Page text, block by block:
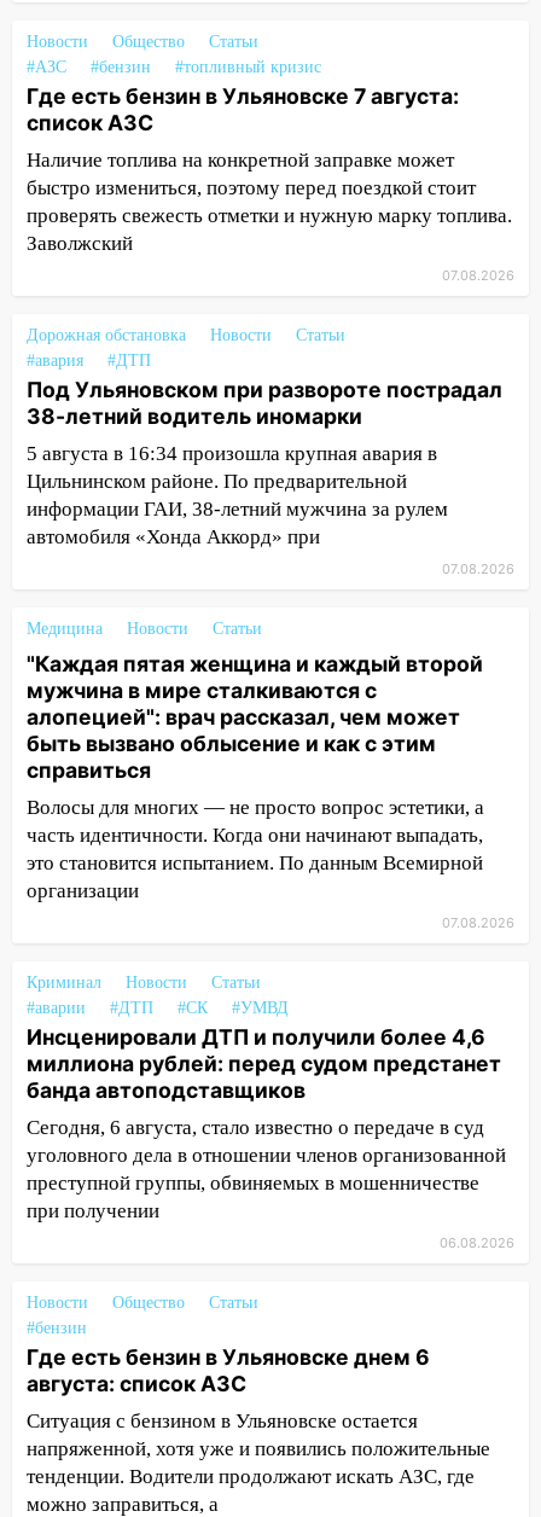
15:27 Прокуратура проверяет
капремонт школы в селе Кивать
15:08
В Кузоватово после прокурорской
проверки обновили разметку на
пешеходных переходах
14:40 На проспекте Гая в Ульяновске
запретили остановку автомобилей на
14:22
В Новом городе 8 августа пройдет
большой фестиваль «Наше время» с
мотофристайлом и концертом
«Мураками»
14:04 Жару смоет ливнями: прогноз
погоды в Ульяновской области на
выходные 8-9 августа
13:30 В Ульяновске транспортные
13:20
обокрали женщину на пляже и
подростка в сквере
13:01 В Димитровграде мужчина
выбросил из машины страйкбольную
гранату: его задержали
12:34 На Ульяновскую область
надвигается сильнейшая непогода: град
и шквал до 27 м/с
12:20
В Чердаклинском районе
столкнулись «Лада» и Chevrolet:
пострадал 14-летний подросток
12:00 Где есть бензин в Ульяновске 7
августа: список АЗС
11:50 Заснул рядом с ребёнком и
случайно задушил его: суд вынес
приговор
полностью уничтожил дачный дом и
сарай
11:38 В Госдуме предложили отменить
ЕГЭ с 2027 года
11:25 В Ульяновске ИИ будет выявлять
нарушителей на контейнерных
площадках
Новости Общество
Статьи
#АЗС
#бензин #топливный кризис
Где есть бензин в Ульяновске 7 августа:
список АЗС
Наличие топлива на конкретной заправке может
быстро измениться, поэтому перед поездкой стоит
проверять свежесть отметки и нужную марку топлива.
Заволжский
07.08.2026
Дорожная обстановка Новости
Статьи
#авария
#ДТП
Под Ульяновском при развороте пострадал
38-летний водитель иномарки
5 августа в 16:34 произошла крупная авария в
Цильнинском районе. По предварительной
информации ГАИ, 38-летний мужчина за рулем
автомобиля «Хонда Аккорд» при
07.08.2026
Медицина Новости Статьи
"Каждая пятая женщина и каждый второй
мужчина в мире сталкиваются с
алопецией": врач рассказал, чем может
быть вызвано облысение и как с этим
справиться
Волосы для многих — не просто вопрос эстетики, а
часть идентичности. Когда они начинают выпадать,
это становится испытанием. По данным Всемирной
организации
07.08.2026
Криминал Новости
Статьи
#аварии
#ДТП #СК #УМВД
Инсценировали ДТП и получили более 4,6
миллиона рублей: перед судом предстанет
банда автоподставщиков
Сегодня, 6 августа, стало известно о передаче в суд
уголовного дела в отношении членов организованной
преступной группы, обвиняемых в мошенничестве
при получении
06.08.2026
Новости Общество
Статьи
#бензин
Где есть бензин в Ульяновске днем 6
августа: список АЗС
Ситуация с бензином в Ульяновске остается
напряженной, хотя уже и появились положительные
тенденции. Водители продолжают искать АЗС, где
можно заправиться, а